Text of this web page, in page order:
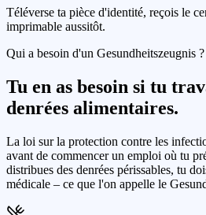
Téléverse ta pièce d'identité, reçois le
imprimable aussitôt.
Qui a besoin d'un Gesundheitszeugnis ?
Tu en as besoin si tu
denrées alimentaires.
La loi sur la protection contre les
avant de commencer un emploi où tu
distribues des denrées périssables, tu
médicale – ce que l'on appelle le